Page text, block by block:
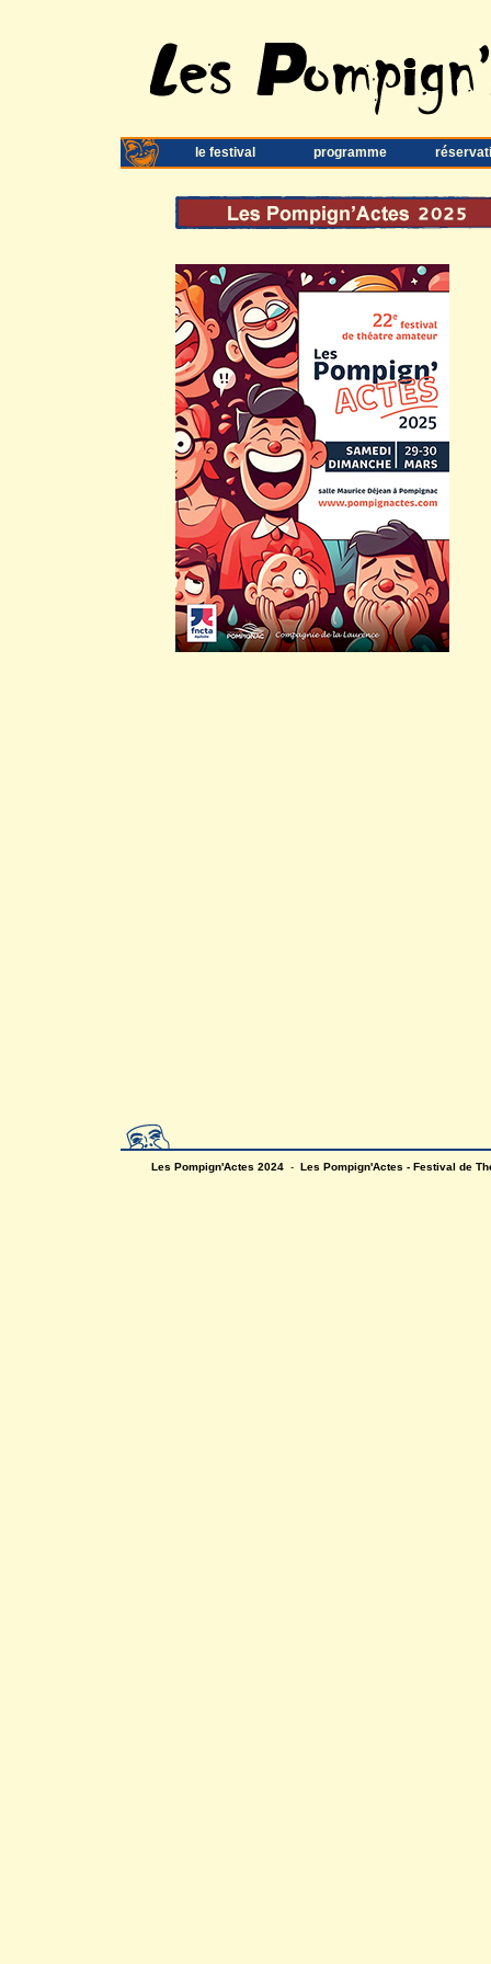
le festival programme
Les Pompign'Actes 2024- Les Pompign'Actes - Festival de